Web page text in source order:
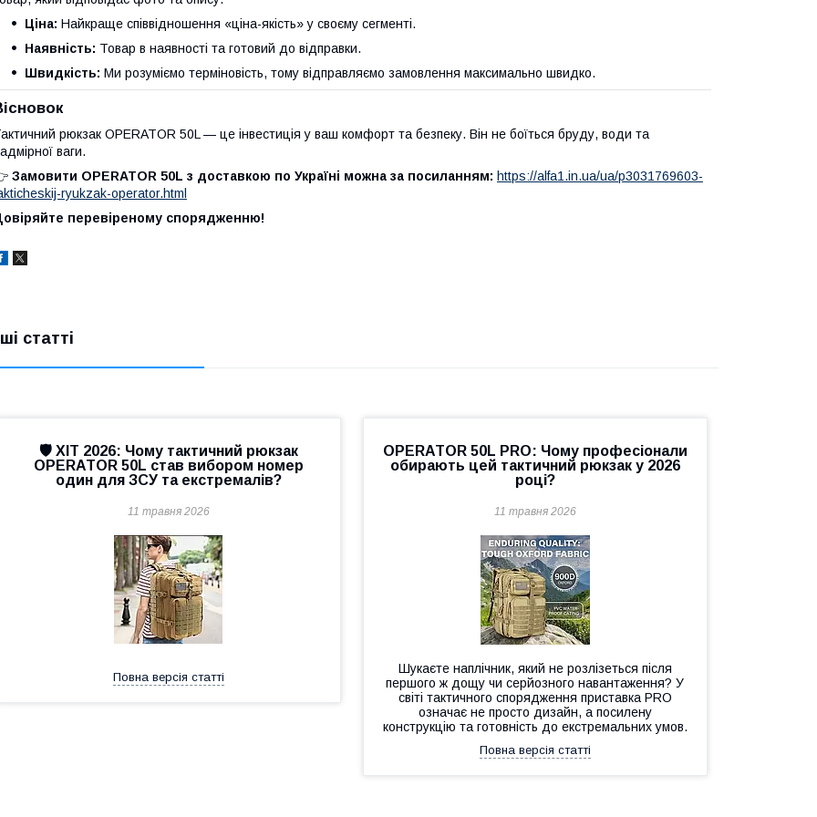
Ціна: Найкраще співвідношення «ціна-якість» у своєму сегменті.
Наявність: Товар в наявності та готовий до відправки.
Швидкість: Ми розуміємо терміновість, тому відправляємо замовлення максимально швидко.
рюкзак OPERATOR 50L — це інвестиція у ваш комфорт та безпеку. Він не боїться бруду, води та
ваги.
Замовити OPERATOR 50L з доставкою по Україні можна за посиланням: https://alfa1.in.ua/ua/p3031769603-
ryukzak-operator.html
перевіреному спорядженню!
статті
🛡️ ХІТ 2026: Чому тактичний рюкзак
OPERATOR 50L став вибором номер
один для ЗСУ та екстремалів?
11 травня 2026
Повна версія статті
OPERATOR 50L PRO: Чому професіонали
обирають цей тактичний рюкзак у 2026
році?
11 травня 2026
Шукаєте наплічник, який не розлізеться після
першого ж дощу чи серйозного навантаження? У
світі тактичного спорядження приставка PRO
означає не просто дизайн, а посилену
конструкцію та готовність до екстремальних умов.
Повна версія статті